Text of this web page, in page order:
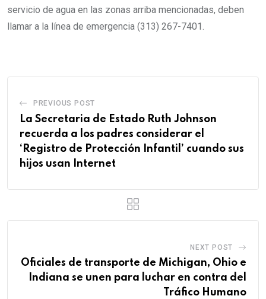
servicio de agua en las zonas arriba mencionadas, deben
llamar a la línea de emergencia (313) 267-7401.
PREVIOUS POST
La Secretaria de Estado Ruth Johnson
recuerda a los padres considerar el
‘Registro de Protección Infantil’ cuando sus
hijos usan Internet
NEXT POST
Oficiales de transporte de Michigan, Ohio e
Indiana se unen para luchar en contra del
Tráfico Humano